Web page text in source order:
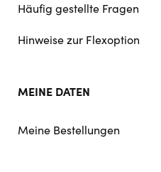
Häufig gestellte Fragen
Hinweise zur Flexoption
MEINE DATEN
Meine Bestellungen